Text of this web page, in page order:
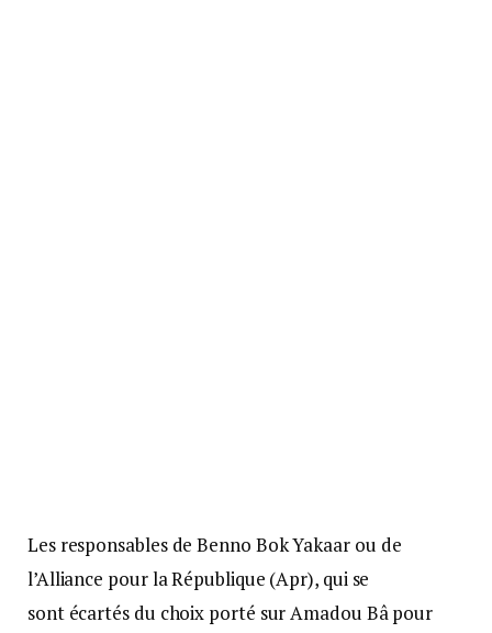
Les responsables de Benno Bok Yakaar ou de
l’Alliance pour la République (Apr), qui se
sont écartés du choix porté sur Amadou Bâ pour